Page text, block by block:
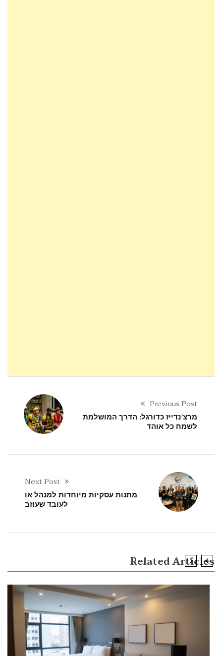
Previous Post
מרצ’נדייז כדורגל: הדרך המושלמת
לשמח כל אוהד
Next Post
מתנות עסקיות מיוחדות למנהל או
לעובד שעוזב
Related Articles